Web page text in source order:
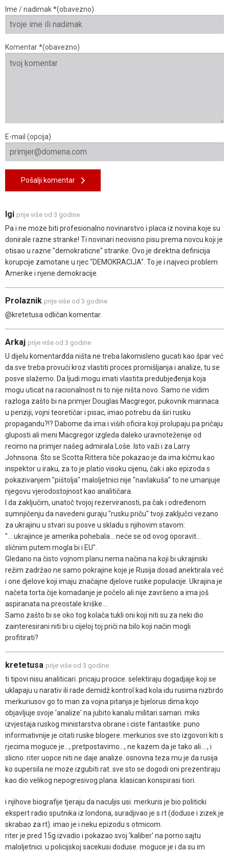
Ime / nadimak *(obavezno)
Komentar *(obavezno)
E-mail (opcija)
Pošalji komentar
Igi prije više od 3 godine
Pa i ne moze biti profesionalno novinarstvo i placa iz novina koje su
donirale razne stranke! Ti novinari neovisno pisu prema novcu koji je
otisao u razne "demokraticne" stranke. Ovo je direktna definicija
korupcije zamotane u rjec "DEMOKRACIJA". To je i najveci problem
Amerike i njene demokracije.
Prolaznik prije više od 3 godine
@kretetusa odličan komentar.
Arkaj prije više od 3 godine
U dijelu komentarđda ništa ne treba lakomisleno gucati kao špar već
da sve treba provući kroz vlastiti proces promišljanja i analize, tu se
posve slažemo. Da ljudi mogu imati vlastita predubjeđenja koja
mogu uticat na racionalnost ni to nije ništa novo. Samo ne vidim
razloga zašto bi na primjer Douglas Macgregor, pukovnik marinaca
u penziji, vojni teoretičar i pisac, imao potrebu da širi rusku
propagandu?!? Dabome da ima i viših oficira koji prolupaju pa pričaju
gluposti ali meni Macgregor izgleda daleko uravnoteženije od
recimo na primjer našeg admirala Loše. Isto važi i za Larry
Johnsona. Što se Scotta Rittera tiče pokazao je da ima kičmu kao
inspektor u iraku, za to je platio visoku cijenu, čak i ako epizoda s
pokazivanjem "pištolja" maloljetnici nije "navlakuša" to ne umanjuje
njegovu vjerodostojnost kao analitičara.
I da zaključim, unatoč tvojoj rezerviranosti, pa čak i određenom
sumnjičenju da navedeni guraju "rusku priču" tvoji zaključci vezano
za ukrajinu u stvari su posve u skladu s njihovim stavom:
"... ukrajince je amerika pohebala... neće se od ovog oporavit...
sličnim putem mogla bi i EU".
Gledano na čisto vojnom planu nema načina na koji bi ukrajinski
režim zadržao ne samo pokrajine koje je Rusija dosad anektirala već
i one djelove koji imaju značajne djelove ruske populacije. Ukrajina je
načeta torta čije komadanje je počelo ali nije završeno a ima još
aspiranata na preostale kriške....
Samo zašto bi se oko tog kolača tukli oni koji niti su za neki dio
zainteresirani niti bi u cijeloj toj priči na bilo koji način mogli
profitirati?
kretetusa prije više od 3 godine
ti tipovi nisu analiticari. pricaju procice. selektiraju dogadjaje koji se
uklapaju u narativ ili rade demidž kontrol kad kola idu rusima nizbrdo
merkuriusov go to man za vojna pitanja je bjelorus dima kojo
objavljuje svoje 'analize' na jubito kanalu militari samari. miks
izvjestaja ruskog ministarstva obrane i ciste fantastike. puno
informativnije je citati ruske blogere. merkurios sve sto izgovori kiti s
rjecima moguce je..., pretpostavimo..., ne kazem da je tako ali...., i
slicno. riter uopce niti ne daje analize. osnovna teza mu je da rusija
ko supersila ne moze izgubiti rat. sve sto se dogodi oni prezentiraju
kao dio velikog nepogresivog plana. klasican konspirasi tiori.
i njihove biografije tjeraju da naculjis usi. merkuris je bio politicki
ekspert radio sputnika iz londona, suradjivao je s rt (doduse i zizek je
skrabao za rt). imao je i neku epizodu s otmicom.
riter je pred 15g izvadio i pokazao svoj 'kaliber' na porno sajtu
maloljetnici. u policijskoj sacekusi doduse. moguce je i da su im